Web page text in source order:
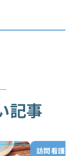
記事
訪問看護